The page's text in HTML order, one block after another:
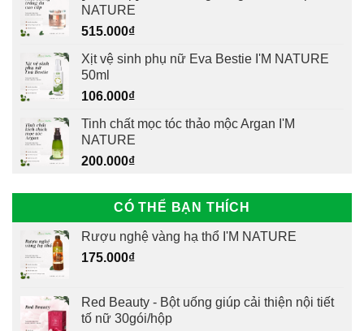
NATURE
515.000₫
Xịt vệ sinh phụ nữ Eva Bestie I'M NATURE
50ml
106.000₫
Tinh chất mọc tóc thảo mộc Argan I'M
NATURE
200.000₫
CÓ THỂ BẠN THÍCH
Rượu nghệ vàng hạ thổ I'M NATURE
175.000₫
Red Beauty - Bột uống giúp cải thiện nội tiết
tố nữ 30gói/hộp